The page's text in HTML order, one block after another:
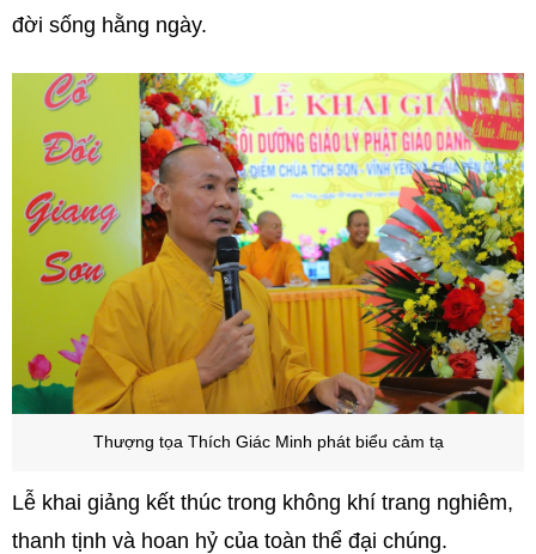
đời sống hằng ngày.
Thượng tọa Thích Giác Minh phát biểu cảm tạ
Lễ khai giảng kết thúc trong không khí trang nghiêm,
thanh tịnh và hoan hỷ của toàn thể đại chúng.